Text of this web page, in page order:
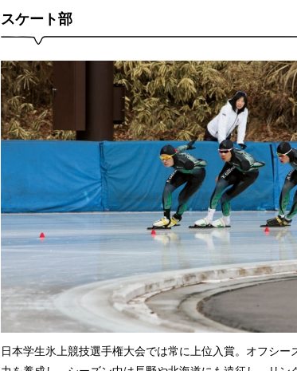
スケート部
日本学生氷上競技選手権大会では常に上位入賞。オフシー